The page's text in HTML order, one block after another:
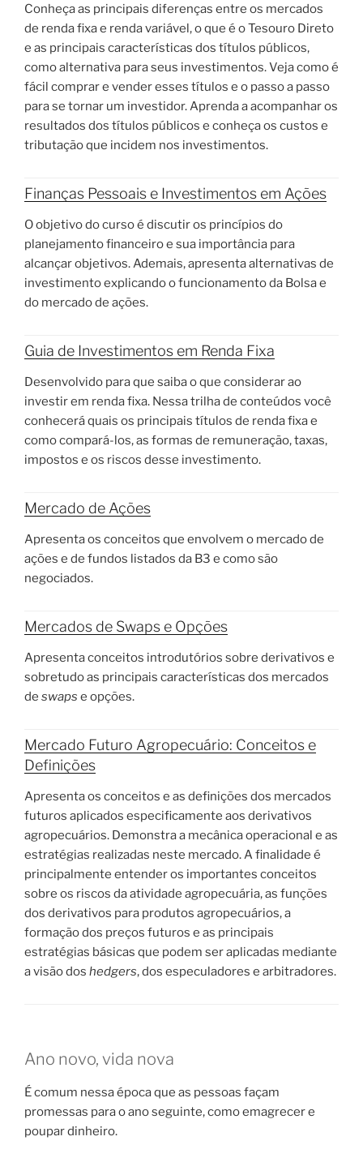
Conheça as principais diferenças entre os mercados
de renda fixa e renda variável, o que é o Tesouro Direto
e as principais características dos títulos públicos,
como alternativa para seus investimentos. Veja como é
fácil comprar e vender esses títulos e o passo a passo
para se tornar um investidor. Aprenda a acompanhar os
resultados dos títulos públicos e conheça os custos e
tributação que incidem nos investimentos.
Finanças Pessoais e Investimentos em Ações
O objetivo do curso é discutir os princípios do
planejamento financeiro e sua importância para
alcançar objetivos. Ademais, apresenta alternativas de
investimento explicando o funcionamento da Bolsa e
do mercado de ações.
Guia de Investimentos em Renda Fixa
Desenvolvido para que saiba o que considerar ao
investir em renda fixa. Nessa trilha de conteúdos você
conhecerá quais os principais títulos de renda fixa e
como compará-los, as formas de remuneração, taxas,
impostos e os riscos desse investimento.
Mercado de Ações
Apresenta os conceitos que envolvem o mercado de
ações e de fundos listados da B3 e como são
negociados.
Mercados de Swaps e Opções
Apresenta conceitos introdutórios sobre derivativos e
sobretudo as principais características dos mercados
de swaps e opções.
Mercado Futuro Agropecuário: Conceitos e
Definições
Apresenta os conceitos e as definições dos mercados
futuros aplicados especificamente aos derivativos
agropecuários. Demonstra a mecânica operacional e as
estratégias realizadas neste mercado. A finalidade é
principalmente entender os importantes conceitos
sobre os riscos da atividade agropecuária, as funções
dos derivativos para produtos agropecuários, a
formação dos preços futuros e as principais
estratégias básicas que podem ser aplicadas mediante
a visão dos hedgers, dos especuladores e arbitradores.
Ano novo, vida nova
É comum nessa época que as pessoas façam
promessas para o ano seguinte, como emagrecer e
poupar dinheiro.